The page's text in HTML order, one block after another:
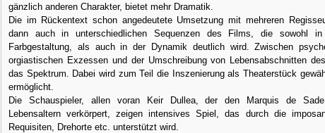
gänzlich anderen Charakter, bietet mehr Dramatik.
Die im Rückentext schon angedeutete Umsetzung mit mehreren
dann auch in unterschiedlichen Sequenzen des Films, die sowohl
Farbgestaltung, als auch in der Dynamik deutlich wird. Zwischen
orgiastischen Exzessen und der Umschreibung von Lebensabschnitten
das Spektrum. Dabei wird zum Teil die Inszenierung als Theaterstück
ermöglicht.
Die Schauspieler, allen voran Keir Dullea, der den Marquis de
Lebensaltern verkörpert, zeigen intensives Spiel, das durch die
Requisiten, Drehorte etc. unterstützt wird.